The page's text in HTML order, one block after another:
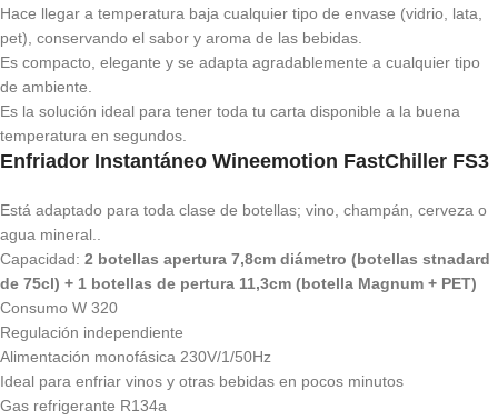
Hace llegar a temperatura baja cualquier tipo de envase (vidrio, lata,
pet), conservando el sabor y aroma de las bebidas.
Es compacto, elegante y se adapta agradablemente a cualquier tipo
de ambiente.
Es la solución ideal para tener toda tu carta disponible a la buena
temperatura en segundos.
Enfriador Instantáneo Wineemotion FastChiller FS3
Está adaptado para toda clase de botellas; vino, champán, cerveza o
agua mineral..
Capacidad: 2 botellas apertura 7,8cm diámetro (botellas stnadard
de 75cl) + 1 botellas de pertura 11,3cm (botella Magnum + PET)
Consumo W 320
Regulación independiente
Alimentación monofásica 230V/1/50Hz
Ideal para enfriar vinos y otras bebidas en pocos minutos
Gas refrigerante R134a